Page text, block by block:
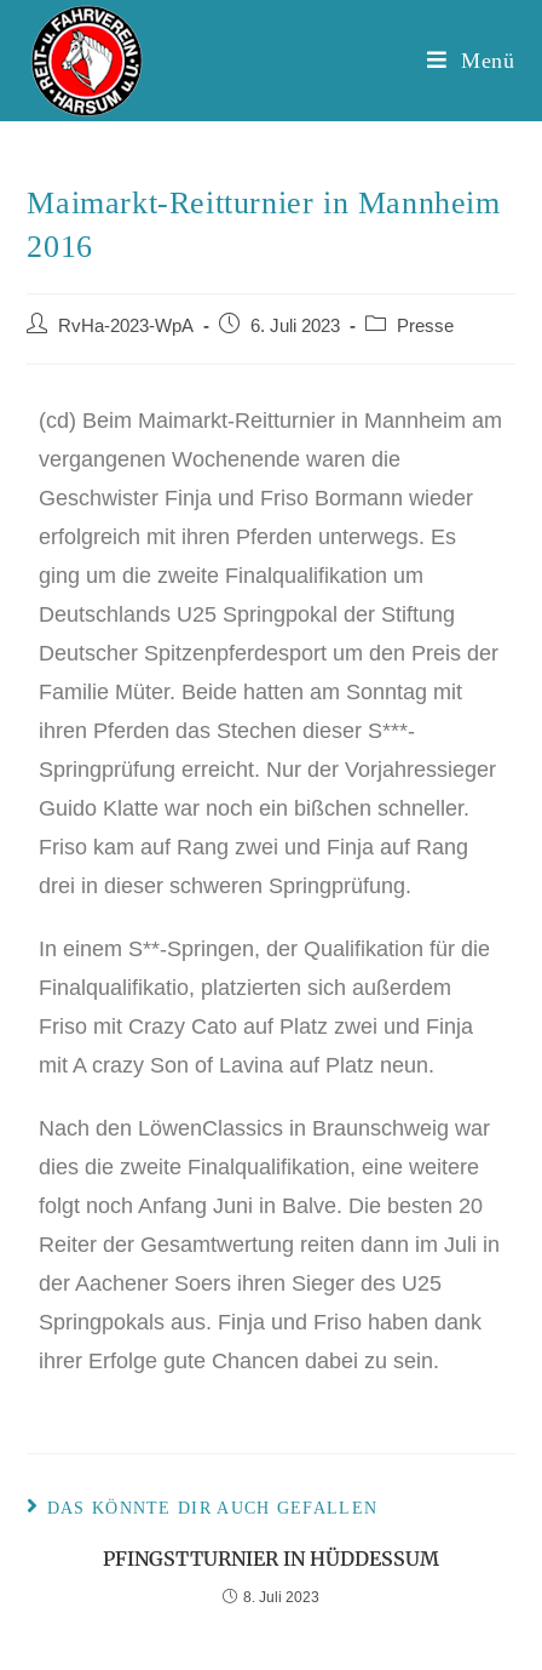
Menü
Maimarkt-Reitturnier in Mannheim
2016
RvHa-2023-WpA 6. Juli 2023 Presse
(cd) Beim Maimarkt-Reitturnier in Mannheim am
vergangenen Wochenende waren die
Geschwister Finja und Friso Bormann wieder
erfolgreich mit ihren Pferden unterwegs. Es
ging um die zweite Finalqualifikation um
Deutschlands U25 Springpokal der Stiftung
Deutscher Spitzenpferdesport um den Preis der
Familie Müter. Beide hatten am Sonntag mit
ihren Pferden das Stechen dieser S***-
Springprüfung erreicht. Nur der Vorjahressieger
Guido Klatte war noch ein bißchen schneller.
Friso kam auf Rang zwei und Finja auf Rang
drei in dieser schweren Springprüfung.
In einem S**-Springen, der Qualifikation für die
Finalqualifikatio, platzierten sich außerdem
Friso mit Crazy Cato auf Platz zwei und Finja
mit A crazy Son of Lavina auf Platz neun.
Nach den LöwenClassics in Braunschweig war
dies die zweite Finalqualifikation, eine weitere
folgt noch Anfang Juni in Balve. Die besten 20
Reiter der Gesamtwertung reiten dann im Juli in
der Aachener Soers ihren Sieger des U25
Springpokals aus. Finja und Friso haben dank
ihrer Erfolge gute Chancen dabei zu sein.
DAS KÖNNTE DIR AUCH GEFALLEN
PFINGSTTURNIER IN HÜDDESSUM
8. Juli 2023